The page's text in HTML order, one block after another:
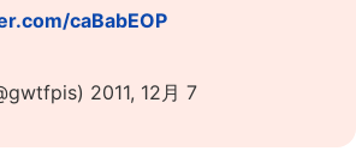
caBabEOP
2011, 12月 7